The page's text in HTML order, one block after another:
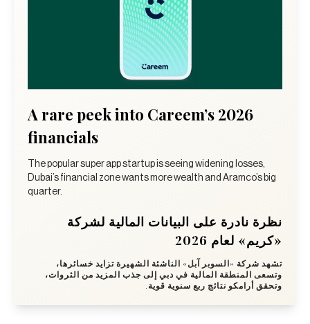
A rare peek into Careem’s 2026
financials
The popular super app startup is seeing widening losses,
Dubai’s financial zone wants more wealth and Aramco’s big
quarter.
نظرة نادرة على البيانات المالية لشركة
«كريم» لعام 2026
تشهد شركة «السوبر آبل» الناشئة الشهيرة تزايد خسائرها،
وتسعى المنطقة المالية في دبي إلى جذب المزيد من الثروات،
وتحقق أرامكو نتائج ربع سنوية قوية.